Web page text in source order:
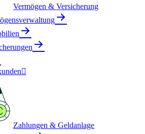
Vermögen & Versicherung

Zahlungen & Geldanlage